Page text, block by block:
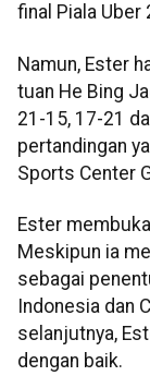
final Piala Uber
Namun, Ester
tuan He Bing
21-15, 17-21
pertandingan
Sports Center
Ester
Meskipun ia
sebagai
Indonesia dan
selanjutnya,
dengan baik.